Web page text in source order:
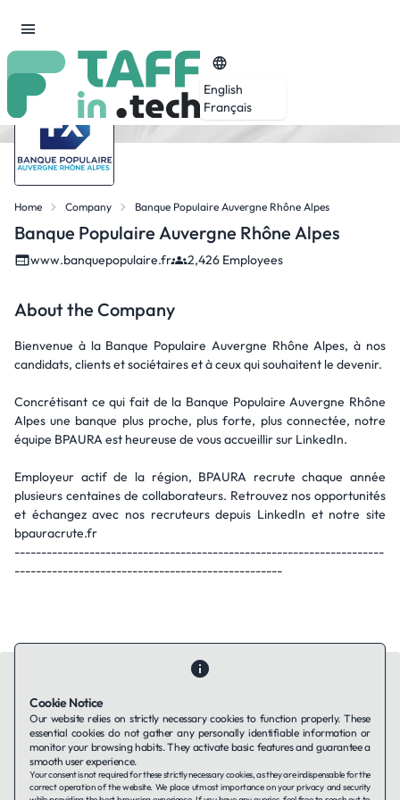
English
Français
Home Company Banque Populaire Auvergne Rhône Alpes
Banque Populaire Auvergne Rhône Alpes
www.banquepopulaire.fr 2,426 Employees
About the Company
Bienvenue à la Banque Populaire Auvergne Rhône Alpes, à nos
candidats, clients et sociétaires et à ceux qui souhaitent le devenir.
Concrétisant ce qui fait de la Banque Populaire Auvergne Rhône
Alpes une banque plus proche, plus forte, plus connectée, notre
équipe BPAURA est heureuse de vous accueillir sur LinkedIn.
Employeur actif de la région, BPAURA recrute chaque année
plusieurs centaines de collaborateurs. Retrouvez nos opportunités
et échangez avec nos recruteurs depuis LinkedIn et notre site
bpauracrute.fr
---------------------------------------------------------------------
--------------------------------------------------
Contact UsAbout UsCompanies using TAFFinPrivacy Policy
Terms of Service
Cookie Notice
Our website relies on strictly necessary cookies to function properly. These
essential cookies do not gather any personally identifiable information or
monitor your browsing habits. They activate basic features and guarantee a
smooth user experience.
Your consent is not required for these strictly necessary cookies, as they are indispensable for the
correct operation of the website. We place utmost importance on your privacy and security